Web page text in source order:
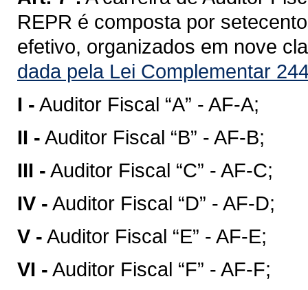
REPR é composta por
efetivo, organizados em nove
dada pela Lei Complementar
I - Auditor Fiscal “A” - AF-A;
II - Auditor Fiscal “B” - AF-B;
III - Auditor Fiscal “C” - AF-C;
IV - Auditor Fiscal “D” - AF-D;
V - Auditor Fiscal “E” - AF-E;
VI - Auditor Fiscal “F” - AF-F;